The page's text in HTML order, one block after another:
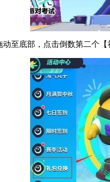
至底部，点击倒数第二个